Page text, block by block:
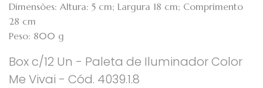
Dimensões: Altura: 5 cm; Largura 18 cm; Comprimento
28 cm
Peso: 800 g
Box c/12 Un - Paleta de Iluminador Color
Me Vivai - Cód. 4039.1.8